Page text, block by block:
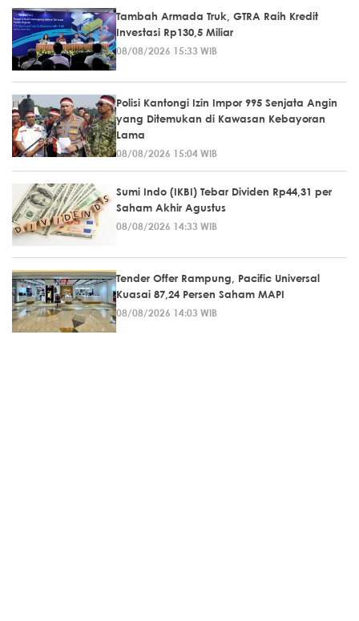
Tambah Armada Truk, GTRA Raih Kredit
Investasi Rp130,5 Miliar
08/08/2026 15:33 WIB
Polisi Kantongi Izin Impor 995 Senjata Angin
yang Ditemukan di Kawasan Kebayoran
Lama
08/08/2026 15:04 WIB
Sumi Indo (IKBI) Tebar Dividen Rp44,31 per
Saham Akhir Agustus
08/08/2026 14:33 WIB
Tender Offer Rampung, Pacific Universal
Kuasai 87,24 Persen Saham MAPI
08/08/2026 14:03 WIB